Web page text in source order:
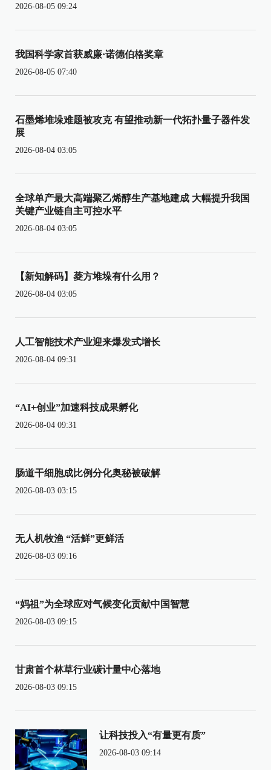
2026-08-05 09:24
我国科学家首获威廉·诺德伯格奖章
2026-08-05 07:40
石墨烯堆垛难题被攻克 有望推动新一代拓扑量子器件发
展
2026-08-04 03:05
全球单产最大高端聚乙烯醇生产基地建成 大幅提升我国
关键产业链自主可控水平
2026-08-04 03:05
【新知解码】菱方堆垛有什么用？
2026-08-04 03:05
人工智能技术产业迎来爆发式增长
2026-08-04 09:31
“AI+创业”加速科技成果孵化
2026-08-04 09:31
肠道干细胞成比例分化奥秘被破解
2026-08-03 03:15
无人机牧渔 “活鲜”更鲜活
2026-08-03 09:16
“妈祖”为全球应对气候变化贡献中国智慧
2026-08-03 09:15
甘肃首个林草行业碳计量中心落地
2026-08-03 09:15
让科技投入“有量更有质”
2026-08-03 09:14